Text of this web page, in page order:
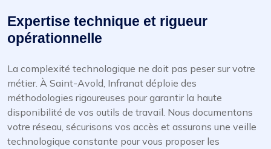
Expertise technique et rigueur
opérationnelle
La complexité technologique ne doit pas peser sur votre
métier. À Saint-Avold, Infranat déploie des
méthodologies rigoureuses pour garantir la haute
disponibilité de vos outils de travail. Nous documentons
votre réseau, sécurisons vos accès et assurons une veille
technologique constante pour vous proposer les